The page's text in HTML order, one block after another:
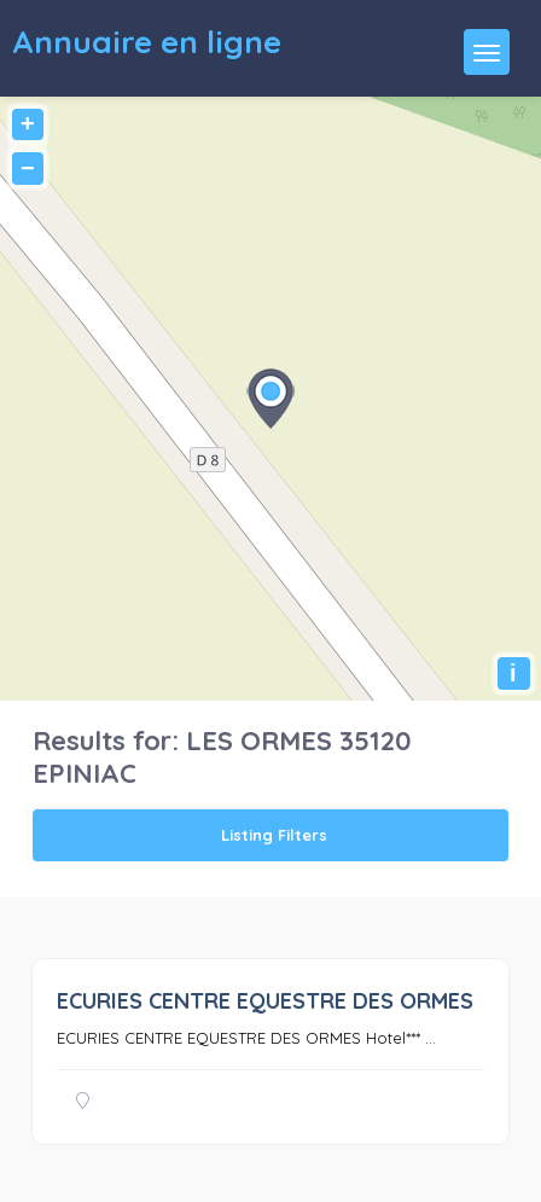
Annuaire en ligne
+
−
i
Results for: LES ORMES 35120
EPINIAC
Listing Filters
0
ECURIES CENTRE EQUESTRE DES ORMES
ECURIES CENTRE EQUESTRE DES ORMES Hotel*** ...